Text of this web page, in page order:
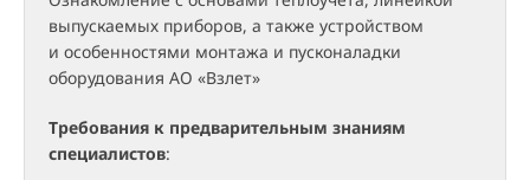
выпускаемых приборов, а также устройством
и особенностями монтажа и пусконаладки
оборудования АО «Взлет»
Требования к предварительным знаниям
специалистов: